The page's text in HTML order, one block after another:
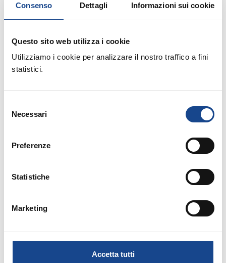
Consenso Dettagli Informazioni sui cookie
Questo sito web utilizza i cookie
Utilizziamo i cookie per analizzare il nostro traffico a fini
statistici.
delNecessari
Preferenze
Statistiche
Marketing
Accetta tutti
privacy.
Istituiti due nuovi Comuni
presentare i progetti finanziati con i Fondi europei.
Raccolta delle sottoscrizioni dei referendum